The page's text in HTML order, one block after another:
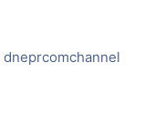
dneprcomchannel